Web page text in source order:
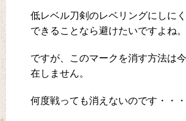
低レベル刀剣のレベリングにしにく
できることなら避けたいですよね。
ですが、このマークを消す方法は
在しません。
何度戦っても消えないのです・・・